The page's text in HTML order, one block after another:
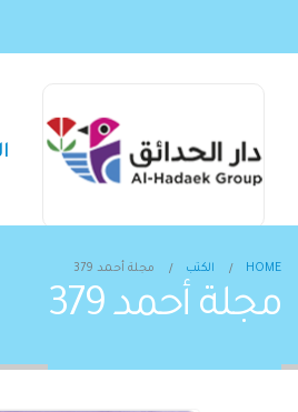
HOME الكتب مجلة أحمد 379
مجلة أحمد 379